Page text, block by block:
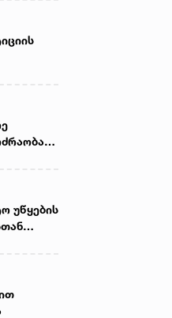
უწყების